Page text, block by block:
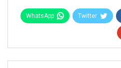
Twitter
WhatsApp